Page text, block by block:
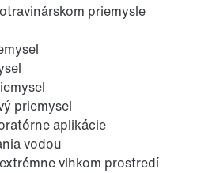
priemysle
priemysel
aplikácie
vodou
vlhkom prostredí